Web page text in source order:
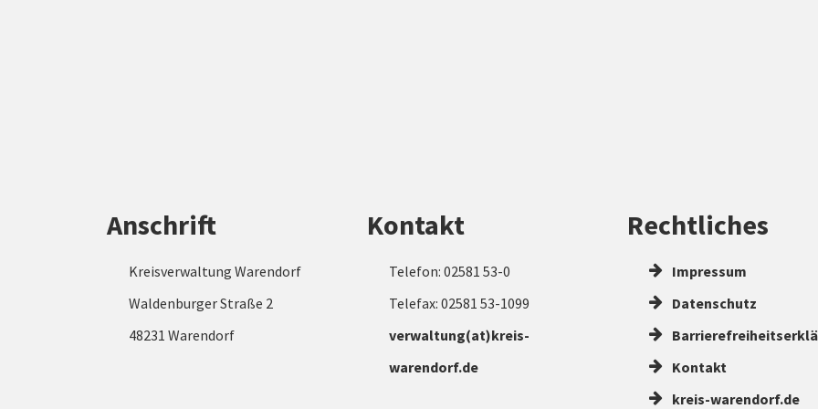
Anschrift
Kreisverwaltung Warendorf
Waldenburger Straße 2
48231 Warendorf
Kontakt
Telefon: 02581 53-0
Telefax: 02581 53-1099
verwaltung(at)kreis-
warendorf.de
Rechtliches
Impressum
Datenschutz
Kontakt
kreis-warendorf.de